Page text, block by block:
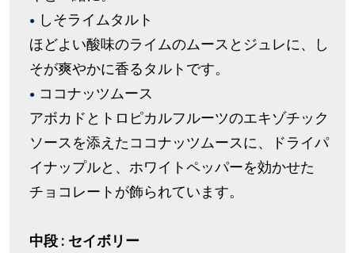
しそライムタルト
ほどよい酸味のライムのムースとジュレに、し
そが爽やかに香るタルトです。
ココナッツムース
アボカドとトロピカルフルーツのエキゾチック
ソースを添えたココナッツムースに、ドライパ
イナップルと、ホワイトペッパーを効かせた
チョコレートが飾られています。
中段 : セイボリー